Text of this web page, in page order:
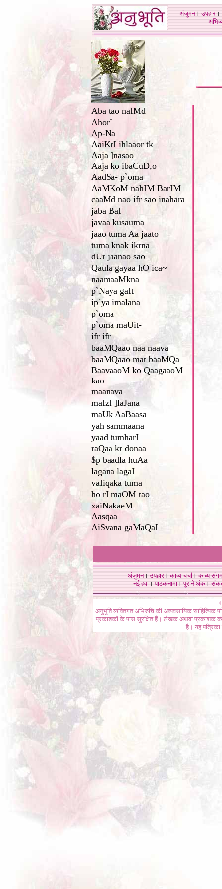
अंजुमन।उपहार।
Aba tao naIMd
AhorI
Ap-Na
AaiKrI ihlaaor tk
Aaja ]nasao
Aaja ko ibaCuD,o
AadSa- p`oma
AaMKoM nahIM BarIM
caaMd nao ifr sao inahara
jaba BaI
javaa kusauma
jaao tuma Aa jaato
tuma knak ikrna
dUr jaanao sao
Qaula gayaa hO ica~
naamaaMkna
p`Naya gaIt
ip`ya imalana
p`oma
p`oma maUit-
ifr ifr
baaMQaao naa naava
baaMQaao mat baaMQa
BaavaaoM ko QaagaaoM
kao
maanava
maIzI ]laJana
maUk AaBaasa
yah sammaana
yaad tumharI
raQaa kr donaa
$p baadla huAa
lagana lagaI
vaIiqaka tuma
ho rI maOM tao
xaiNakaeM
Aasqaa
AiSvana gaMaQaI
अंजुमन।उपहार।काव्य चर्चा।काव्य संगम
नई हवा। पाठकनामा। पुराने अंक।
अनुभूति व्यक्तिगत अभिरुचि की अव्यवसायिक
प्रकाशकों के पास सुरक्षित हैं। लेखक अथवा प्रकाशक की
है। यह पत्रिका